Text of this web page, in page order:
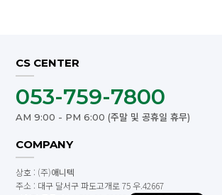
CS CENTER
053-759-7800
AM 9:00 - PM 6:00 (주말 및 공휴일 휴무)
COMPANY
상호 : (주)애니텍
주소 : 대구 달서구 파도고개로 75 우.42667